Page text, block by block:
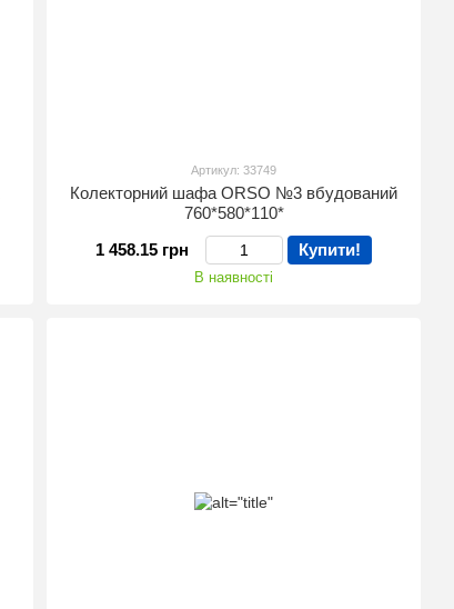
Артикул: 33749
Колекторний шафа ORSO №3 вбудований
760*580*110*
1 458.15 грн
Купити!
В наявності